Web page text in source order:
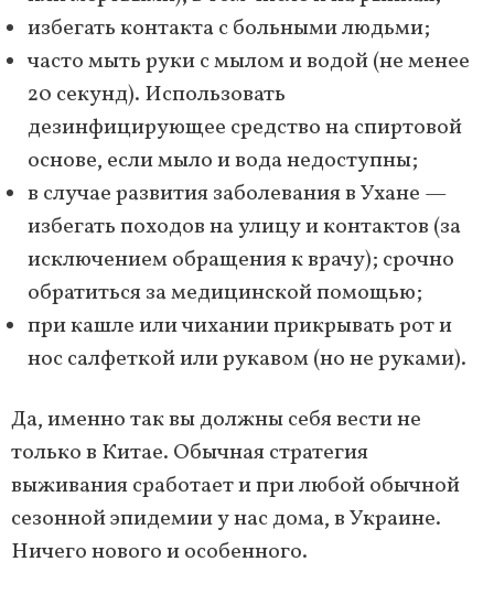
избегать контакта с больными людьми;
часто мыть руки с мылом и водой (не менее
20 секунд). Использовать
дезинфицирующее средство на спиртовой
основе, если мыло и вода недоступны;
в случае развития заболевания в Ухане —
избегать походов на улицу и контактов (за
исключением обращения к врачу); срочно
обратиться за медицинской помощью;
при кашле или чихании прикрывать рот и
нос салфеткой или рукавом (но не руками).
Да, именно так вы должны себя вести не
только в Китае. Обычная стратегия
выживания сработает и при любой обычной
сезонной эпидемии у нас дома, в Украине.
Ничего нового и особенного.